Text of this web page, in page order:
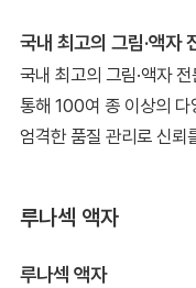
국내 최고의 그림·액자
국내 최고의 그림·액자
통해 100여 종 이상의 다
엄격한 품질 관리로 신뢰
루나섹 액자
루나섹 액자